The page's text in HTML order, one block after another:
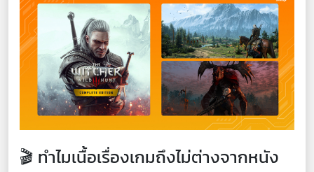
🎬 ทำไมเนื้อเรื่องเกมถึงไม่ต่างจากหนัง